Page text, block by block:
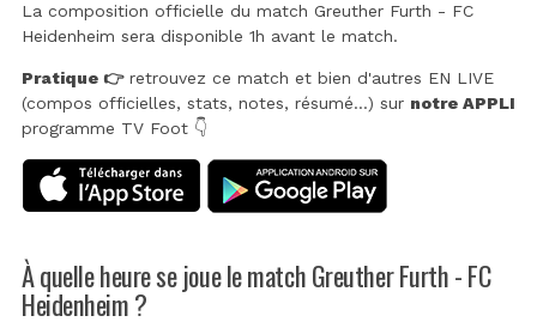
La composition officielle du match Greuther Furth - FC
Heidenheim sera disponible 1h avant le match.
Pratique 👉retrouvez ce match et bien d'autres EN LIVE
(compos officielles, stats, notes, résumé...) sur notre APPLI
programme TV Foot 👇
À quelle heure se joue le match Greuther Furth - FC
Heidenheim ?